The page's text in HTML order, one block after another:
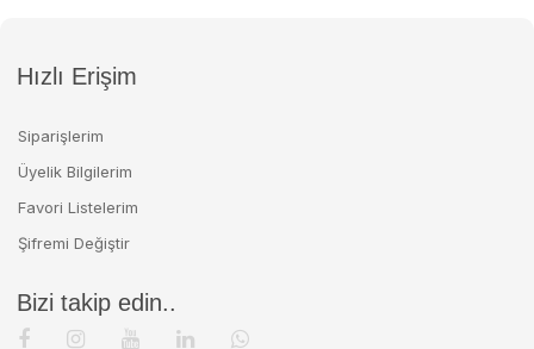
Hızlı Erişim
Siparişlerim
Üyelik Bilgilerim
Favori Listelerim
Şifremi Değiştir
Bizi takip edin..